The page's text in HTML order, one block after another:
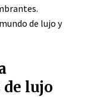
de lujo y
de lujo